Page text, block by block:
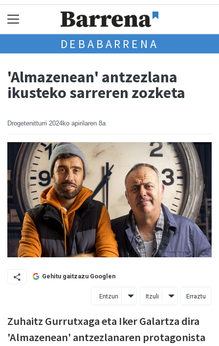
DEBABARRENA
'Almazenean' antzezlana
ikusteko sarreren zozketa
Drogetenitturri 2024ko apirilaren 8a
Gehitu gaitzazu Googlen
Entzun Itzuli Erraztu
Zuhaitz Gurrutxaga eta Iker Galartza dira
'Almazenean' antzezlanaren protagonista